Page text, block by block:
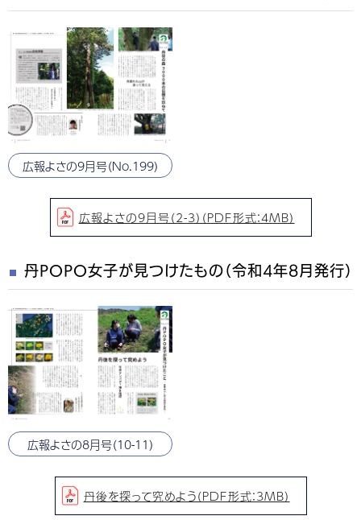
広報よさの9月号（No.199）
広報よさの9月号（2-3）（PDF形式：4MB）
丹POPO女子が見つけたもの（令和4年8月発行）
広報よさの8月号（10-11）
丹後を探って究めよう（PDF形式：3MB）